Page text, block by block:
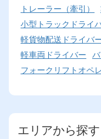
トレーラー（牽引）
小型トラックドライ
軽貨物配送ドライバ
軽車両ドライバー
フォークリフトオペ
エリアから探す